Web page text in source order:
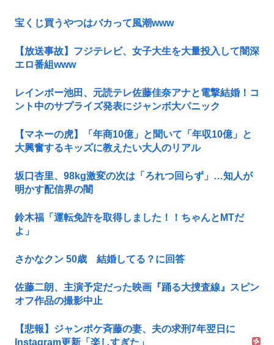
宝くじ買うやつはバカって風潮www
【放送事故】フジテレビ、女子大生を大量投入して闇深
エロ番組www
レインボー池田、元読テレ佐藤佳奈アナと電撃結婚！コ
ント中のサプライズ発表にジャンボ大パニック
【マネーの虎】「年商10億」と聞いて「年収10億」と
大興奮するキッズに教えたい大人のリアル
坂口杏里、98kg激変の次は「ろれつ回らず」…知人が
明かす配信界の闇
鈴木福「運転免許を取得しました！！ちゃんとMTだ
よ」
さかなクン 50歳 結婚してる？に回答
佐藤二朗、主演予定だった映画『踊る大捜査線』スピン
オフ作品の撮影中止
【悲報】ジャンポケ斉藤の妻、夫の求刑7年翌日に
Instagram更新「楽しすぎた」